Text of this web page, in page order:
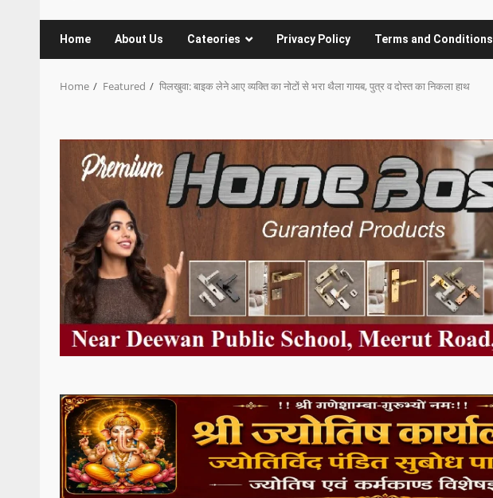
Home About Us Cateories Privacy Policy Terms and Conditions
Home Featured पिलखुवा: बाइक लेने आए व्यक्ति का नोटों से भरा थैला गायब, पुत्र व दोस्त का निकला हाथ